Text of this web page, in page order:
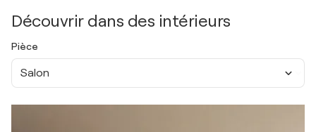
Découvrir dans des intérieurs
Pièce
Salon